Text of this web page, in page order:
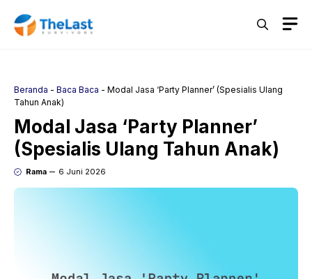
Beranda - Baca Baca - Modal Jasa ‘Party Planner’ (Spesialis Ulang
Tahun Anak)
Modal Jasa ‘Party Planner’
(Spesialis Ulang Tahun Anak)
Rama 6 Juni 2026